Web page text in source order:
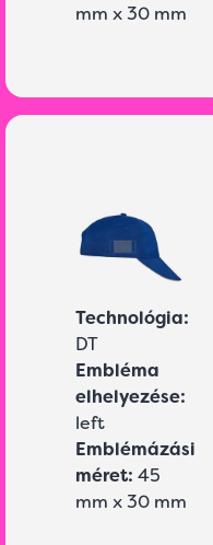
mm x 30 mm
Technológia:
DT
Embléma
elhelyezése:
left
Emblémázási
méret: 45
mm x 30 mm